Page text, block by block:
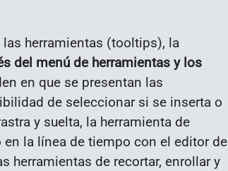
herramientas (tooltips), la
del menú de herramientas y los
en que se presentan las
de seleccionar si se inserta o
y suelta, la herramienta de
la línea de tiempo con el editor de
herramientas de recortar, enrollar y